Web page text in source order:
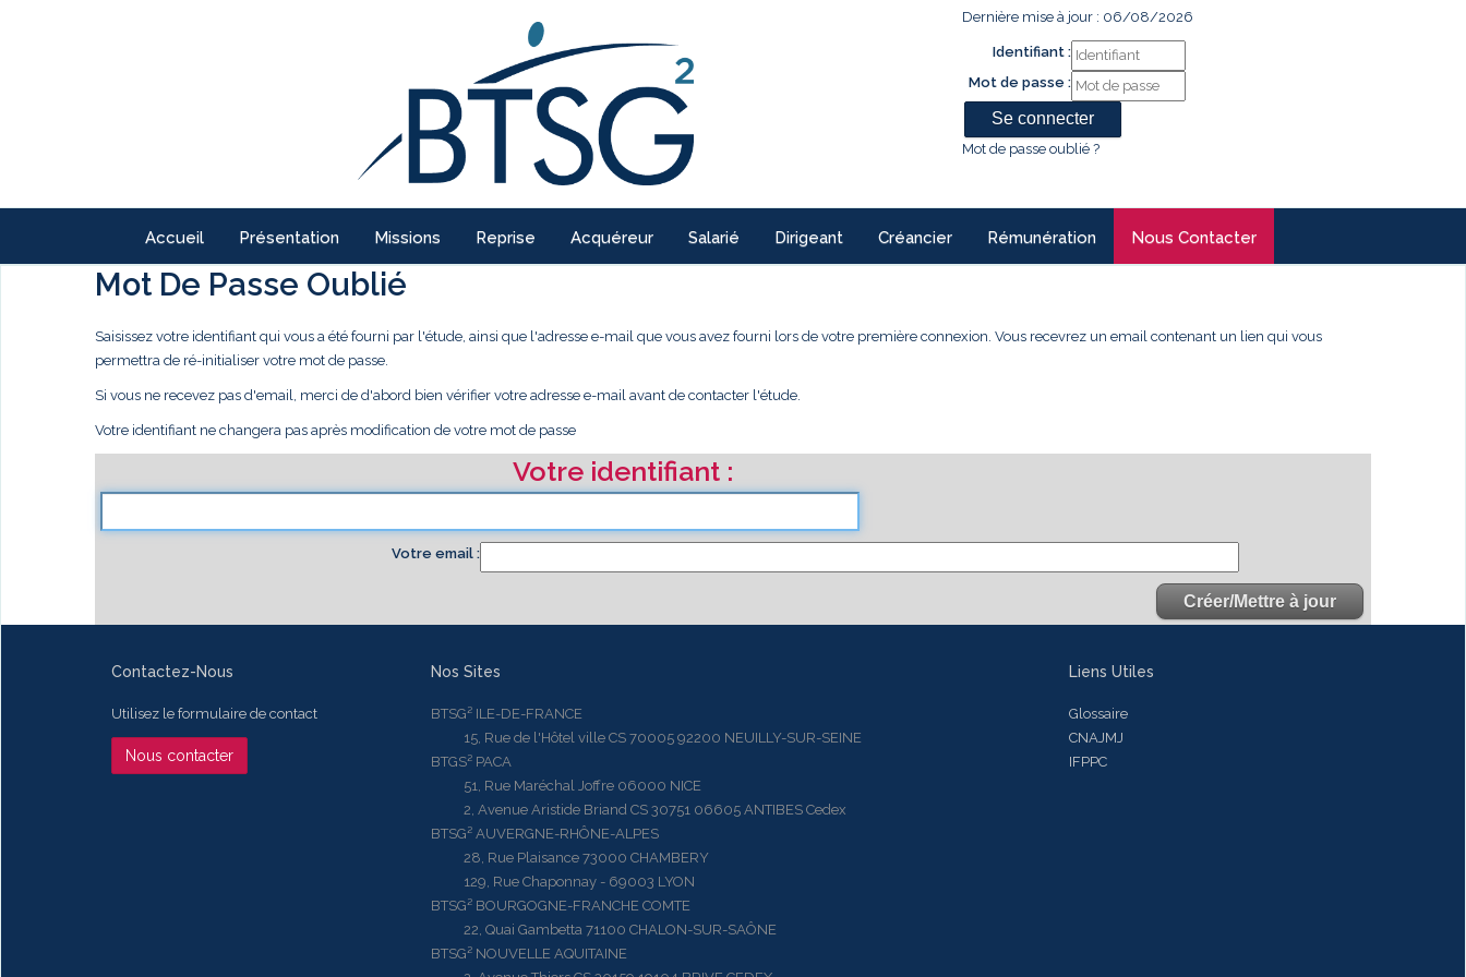
Dernière mise à jour : 06/08/2026
Identifiant :
Mot de passe :
Mot de passe oublié ?
Accueil Présentation Missions Reprise Acquéreur Salarié Dirigeant Créancier Rémunération Nous Contacter
Mot De Passe Oublié
Saisissez votre identifiant qui vous a été fourni par l'étude, ainsi que l'adresse e-mail que vous avez fourni lors de votre première connexion. Vous recevrez un email contenant un lien qui vous
permettra de ré-initialiser votre mot de passe.
Si vous ne recevez pas d'email, merci de d'abord bien vérifier votre adresse e-mail avant de contacter l'étude.
Votre identifiant ne changera pas après modification de votre mot de passe
Votre identifiant
Votre email
Contactez-Nous
Utilisez le formulaire de contact
Nous contacter
Nos Sites
BTSG² ILE-DE-FRANCE
15, Rue de l'Hôtel ville CS 70005 92200 NEUILLY-SUR-SEINE
BTGS² PACA
51, Rue Maréchal Joffre 06000 NICE
2, Avenue Aristide Briand CS 30751 06605 ANTIBES Cedex
BTSG² AUVERGNE-RHÔNE-ALPES
28, Rue Plaisance 73000 CHAMBERY
129, Rue Chaponnay - 69003 LYON
BTSG² BOURGOGNE-FRANCHE COMTE
22, Quai Gambetta 71100 CHALON-SUR-SAÔNE
BTSG² NOUVELLE AQUITAINE
Liens Utiles
Glossaire
CNAJMJ
IFPPC